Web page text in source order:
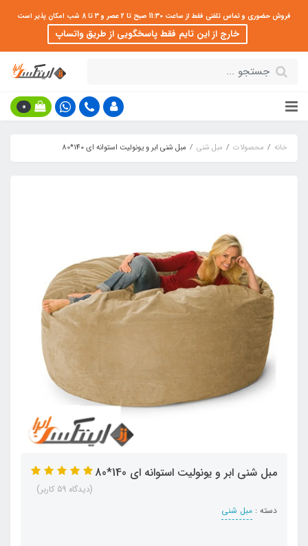
فروش حضوری و تماس تلفنی فقط از ساعت 11:30 صبح تا 2 عصر و 3 تا 8 شب امکان پذیر است
خارج از این تایم فقط پاسخگویی از طریق واتساپ
0
خانه محصولات مبل شنی مبل شنی ابر و یونولیت استوانه ای 140*80
مبل شنی ابر و یونولیت استوانه ای 140*80
دسته : مبل شنی
(دیدگاه 59 کاربر)